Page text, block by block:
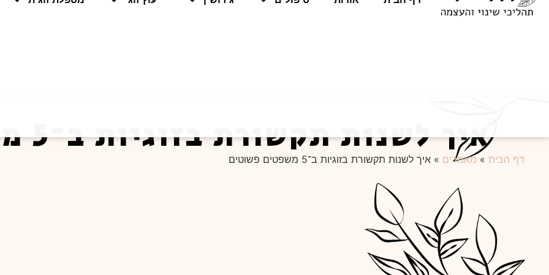
איך לשנות תקשורת בזוגיות ב־5 משפטים פשוטים
דף הבית » מאמרים »איך לשנות תקשורת בזוגיות ב־5 משפטים פשוטים